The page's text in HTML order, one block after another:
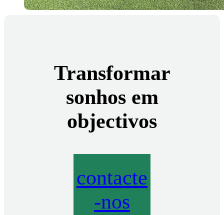
Transformar
sonhos em
objectivos
contacte
-nos